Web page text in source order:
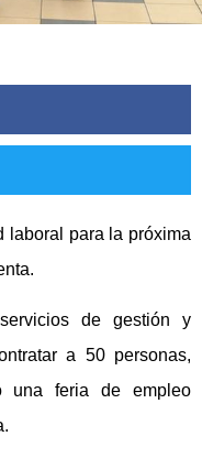
laboral para la próxima
de gestión y
a 50 personas,
una feria de empleo